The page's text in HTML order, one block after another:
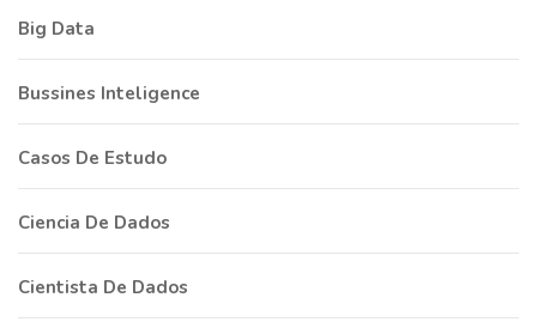
Big Data
Bussines Inteligence
Casos De Estudo
Ciencia De Dados
Cientista De Dados